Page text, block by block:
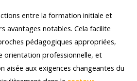
entre la formation initiale et
avantages notables. Cela facilite
pédagogiques appropriées,
orientation professionnelle, et
aisée aux exigences changeantes du